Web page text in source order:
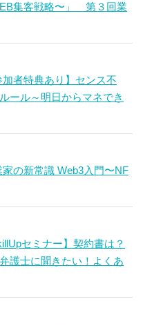
集客戦略〜」 第３回業
者特典あり】センス不
ール～明日からマネでき
の新常識 Web3入門〜NF
セミナー】契約書は？
護士に聞きたい！よくあ